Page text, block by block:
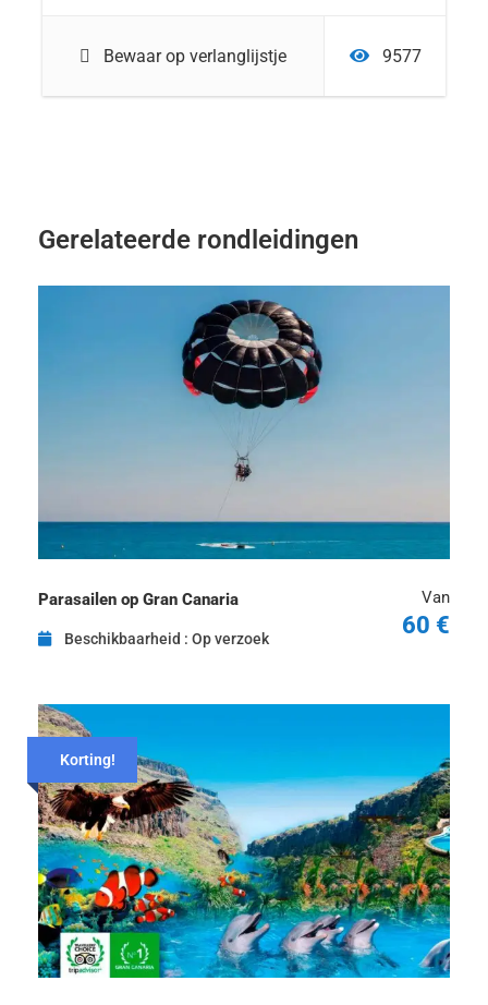
Bewaar op verlanglijstje 9577
Gerelateerde rondleidingen
Parasailen op Gran Canaria Van
60 €
Beschikbaarheid : Op verzoek
Korting!